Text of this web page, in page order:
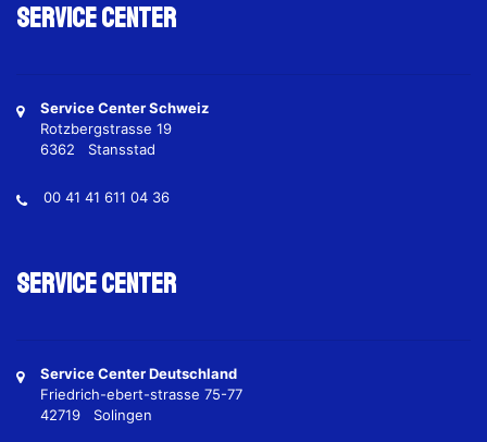
Service Center
Service Center Schweiz
Rotzbergstrasse 19
6362 Stansstad
00 41 41 611 04 36
Service Center
Service Center Deutschland
Friedrich-ebert-strasse 75-77
42719 Solingen